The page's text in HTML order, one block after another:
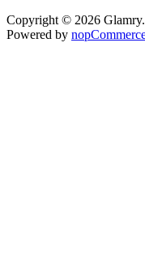
Copyright © 2026
Powered by